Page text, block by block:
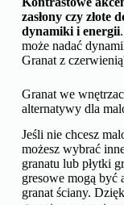
Wybierając
zróżnicowaniu
Kontrastowe
salonie
Kontrastowe
zasłony czy złote
dynamiki i energii
może nadać